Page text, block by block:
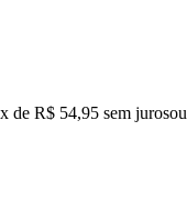
de R$ 54,95 sem jurosou